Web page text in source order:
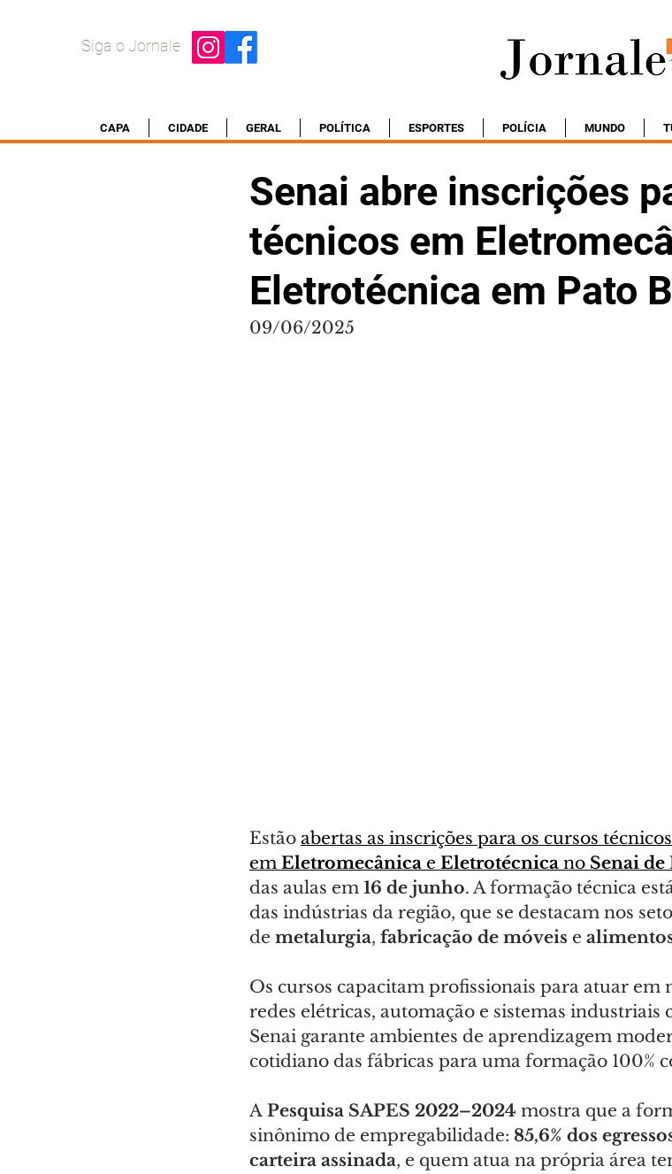
Siga o Jornale
CAPA CIDADE GERAL POLÍTICA ESPORTES POLÍCIA MUNDO
Senai abre inscrições
técnicos em
Eletrotécnica em Pato
09/06/2025
Estão abertas as inscrições para os cursos técnicos
em Eletromecânica e Eletrotécnica no Senai de
das aulas em 16 de junho. A formação técnica
das indústrias da região, que se destacam nos
de metalurgia, fabricação de móveis e
Os cursos capacitam profissionais para atuar em
redes elétricas, automação e sistemas industriais
Senai garante ambientes de aprendizagem
cotidiano das fábricas para uma formação 100%
A Pesquisa SAPES 2022–2024 mostra que a
sinônimo de empregabilidade: 85,6% dos
carteira assinada, e quem atua na própria área